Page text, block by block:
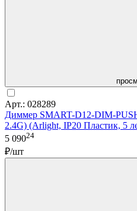
Арт.: 028289
Диммер SMART-D12-DIM-
2.4G) (Arlight, IP20 Пластик, 5
5 09024
₽/шт